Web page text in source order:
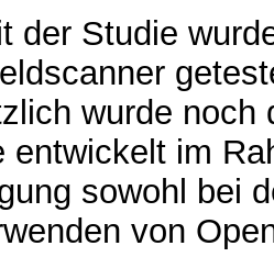
der Studie
wurde
entwickelt im
sowohl bei
von